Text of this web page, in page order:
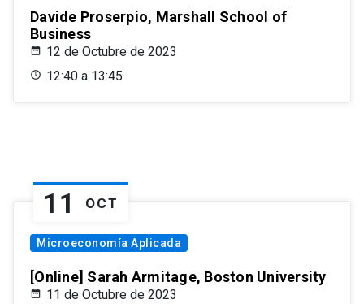
Davide Proserpio, Marshall School of
Business
12 de Octubre de 2023
12:40 a 13:45
11 OCT
Microeconomía Aplicada
[Online] Sarah Armitage, Boston University
11 de Octubre de 2023